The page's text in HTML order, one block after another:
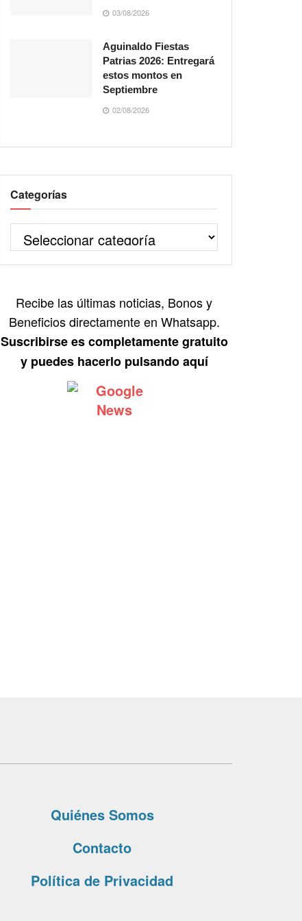
03/08/2026
Aguinaldo Fiestas
Patrias 2026: Entregará
estos montos en
Septiembre
02/08/2026
Categorías
Recibe las últimas noticias, Bonos y
Beneficios directamente en Whatsapp.
Suscribirse es completamente gratuito
y puedes hacerlo pulsando aquí
Quiénes Somos
Contacto
Política de Privacidad